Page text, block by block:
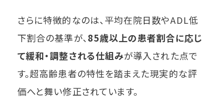
さらに特徴的なのは、平均在院日数やADL低
下割合の基準が、 85歳以上の患者割合に応じ
て緩和・調整される仕組みが導入された点で
す。超高齢患者の特性を踏まえた現実的な評
価へと舞い修正されています。